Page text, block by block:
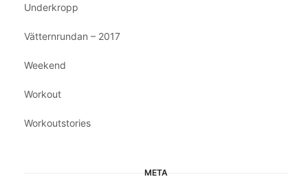
Underkropp
Vätternrundan – 2017
Weekend
Workout
Workoutstories
META